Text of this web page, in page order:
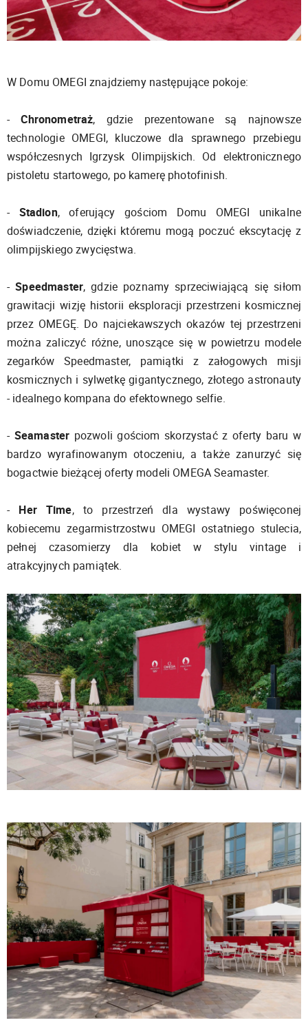
W Domu OMEGI znajdziemy następujące pokoje:
-Chronometraż, gdzie prezentowane są najnowsze
technologie OMEGI, kluczowe dla sprawnego przebiegu
współczesnych Igrzysk Olimpijskich. Od elektronicznego
pistoletu startowego, po kamerę photofinish.
-Stadion, oferujący gościom Domu OMEGI unikalne
doświadczenie, dzięki któremu mogą poczuć ekscytację z
olimpijskiego zwycięstwa.
-Speedmaster, gdzie poznamy sprzeciwiającą się siłom
grawitacji wizję historii eksploracji przestrzeni kosmicznej
przez OMEGĘ. Do najciekawszych okazów tej przestrzeni
można zaliczyć różne, unoszące się w powietrzu modele
zegarków Speedmaster, pamiątki z załogowych misji
kosmicznych i sylwetkę gigantycznego, złotego astronauty
- idealnego kompana do efektownego selfie.
- Seamaster pozwoli gościom skorzystać z oferty baru w
bardzo wyrafinowanym otoczeniu, a także zanurzyć się
bogactwie bieżącej oferty modeli OMEGA Seamaster.
- Her Time, to przestrzeń dla wystawy poświęconej
kobiecemu zegarmistrzostwu OMEGI ostatniego stulecia,
pełnej czasomierzy dla kobiet w stylu vintage i
atrakcyjnych pamiątek.